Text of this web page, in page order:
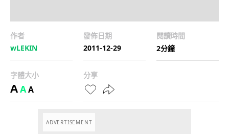
作者
wLEKIN
發佈日期
2011-12-29
閱讀時間
2分鐘
字體大小
AAA
分享
ADVERTISEMENT